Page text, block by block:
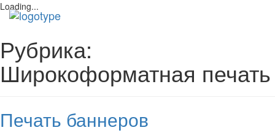
Loading...
Рубрика:
Широкоформатная печать
Печать баннеров